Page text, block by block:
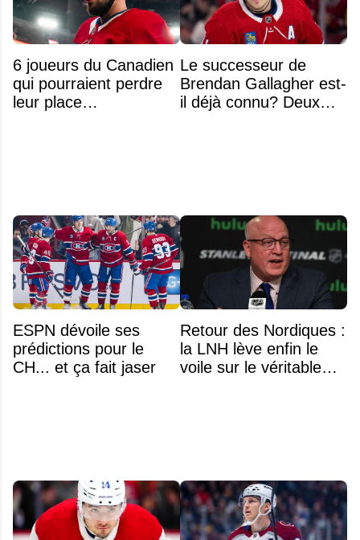
6 joueurs du Canadien
qui pourraient perdre
leur place
Le successeur de
Brendan Gallagher est-
il déjà connu? Deux
ESPN dévoile ses
prédictions pour le
CH... et ça fait jaser
Retour des Nordiques :
la LNH lève enfin le
voile sur le véritable